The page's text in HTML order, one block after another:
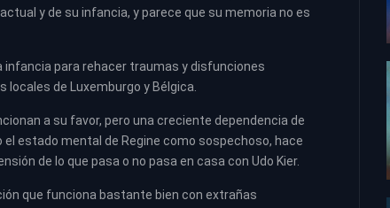
y de su infancia, y parece que su memoria no es
para rehacer traumas y disfunciones
locales de Luxemburgo y Bélgica.
a su favor, pero una creciente dependencia de
estado mental de Regine como sospechoso, hace
de lo que pasa o no pasa en casa con Udo Kier.
que funciona bastante bien con extrañas